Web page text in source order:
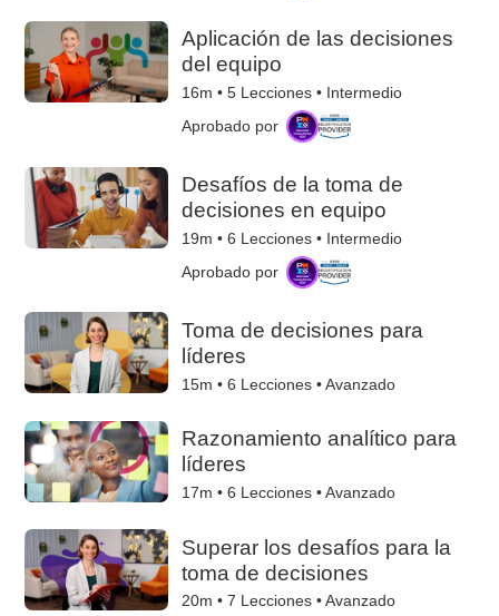
Aplicación de las decisiones
del equipo
16m •5 Lecciones • Intermedio
Aprobado por
Desafíos de la toma de
decisiones en equipo
19m •6 Lecciones • Intermedio
Aprobado por
Toma de decisiones para
líderes
15m •6 Lecciones • Avanzado
Razonamiento analítico para
líderes
17m •6 Lecciones • Avanzado
Superar los desafíos para la
toma de decisiones
20m •7 Lecciones • Avanzado